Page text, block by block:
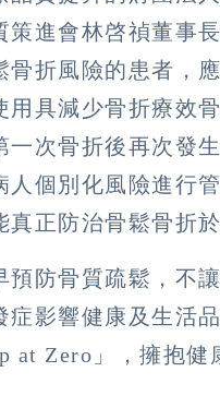
策進會林啓禎董事
骨折風險的患者，
用具減少骨折療效
一次骨折後再次發生
人個別化風險進行
正防治骨鬆骨折於
預防骨質疏鬆，不
症影響健康及生活
at Zero」，擁抱健